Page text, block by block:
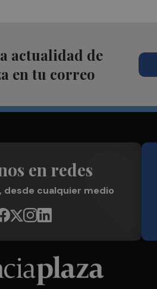
actualidad de
en tu correo
en redes
desde cualquier medio